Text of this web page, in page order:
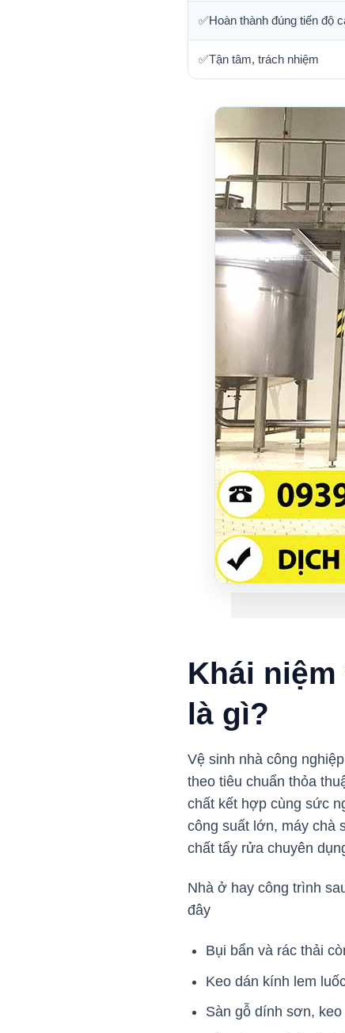
✅Hoàn thành đúng tiến độ
✅Tận tâm, trách nhiệm
Khái
là gì?
Vệ sinh nhà công
theo tiêu chuẩn thỏa
chất kết hợp cùng sức
công suất lớn, máy chà
chất tẩy rửa chuyên
Nhà ở hay công trình
đây
Bụi bẩn và rác thải
Keo dán kính lem
Sàn gỗ dính sơn,